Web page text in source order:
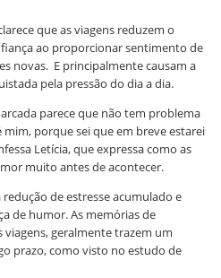
que as viagens reduzem o
ao proporcionar sentimento de
novas. E principalmente causam a
pela pressão do dia a dia.
parece que não tem problema
mim, porque sei que em breve estarei
Letícia, que expressa como as
muito antes de acontecer.
de estresse acumulado e
de humor. As memórias de
geralmente trazem um
prazo, como visto no estudo de